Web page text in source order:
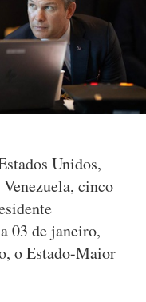
Unidos,
cinco
03 de janeiro,
o Estado-Maior